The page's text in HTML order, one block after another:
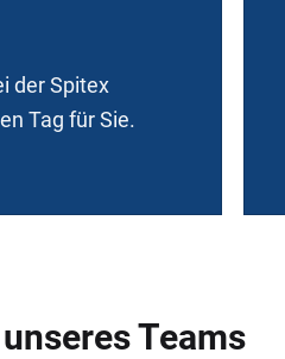
der Spitex
Tag für Sie.
Teams